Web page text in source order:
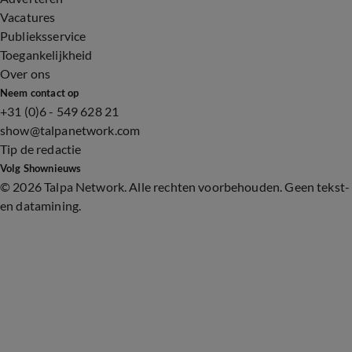
Vacatures
Publieksservice
Toegankelijkheid
Over ons
Neem contact op
+31 (0)6 - 549 628 21
show@talpanetwork.com
Tip de redactie
Volg Shownieuws
© 2026 Talpa Network. Alle rechten voorbehouden. Geen tekst-
en datamining.